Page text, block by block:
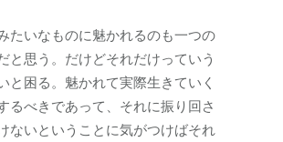
たいなものに魅かれるのも一つの
と思う。だけどそれだけっていう
と困る。魅かれて実際生きていく
るべきであって、それに振り回さ
ないということに気がつけばそれ